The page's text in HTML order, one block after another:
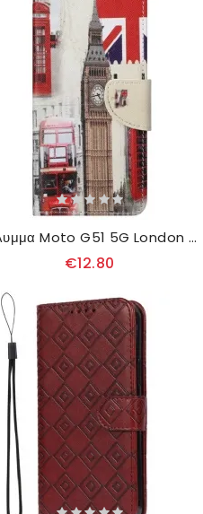
Κάλυμμα Moto G51 5G London Life
€12.80